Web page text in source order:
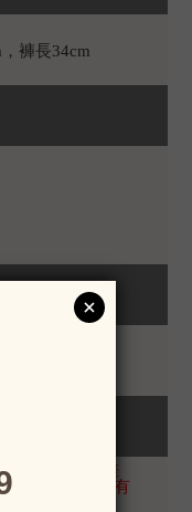
褲長34cm
尺寸可能略有差
數」若對尺寸有